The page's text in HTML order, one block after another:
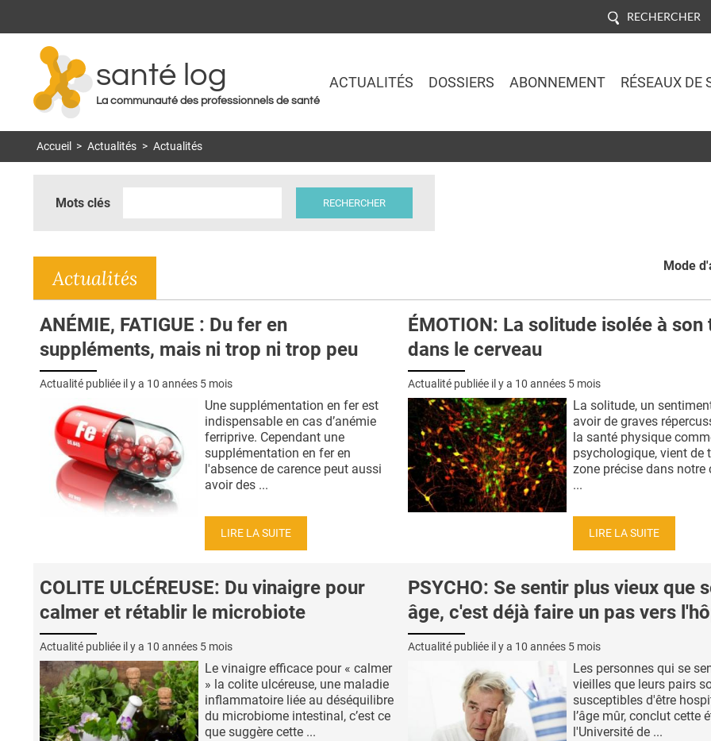
RECHERCHER
santé log
La communauté des professionnels de santé
ACTUALITÉS DOSSIERS ABONNEMENT RÉSEAUX DE
Accueil > Actualités > Actualités
Mots clés
Mode
Actualités
ANÉMIE, FATIGUE : Du fer en
suppléments, mais ni trop ni trop peu
Actualité publiée il y a 10 années 5 mois
Une supplémentation en fer est
indispensable en cas d’anémie
ferriprive. Cependant une
supplémentation en fer en
l'absence de carence peut aussi
avoir des ...
LIRE LA SUITE
ÉMOTION: La solitude isolée à son
dans le cerveau
Actualité publiée il y a 10 années 5 mois
La solitude, un
avoir de graves
la santé physique
psychologique, vient de
zone précise dans notre
...
LIRE LA SUITE
COLITE ULCÉREUSE: Du vinaigre pour
calmer et rétablir le microbiote
Actualité publiée il y a 10 années 5 mois
Le vinaigre efficace pour « calmer
» la colite ulcéreuse, une maladie
inflammatoire liée au déséquilibre
du microbiome intestinal, c’est ce
que suggère cette ...
PSYCHO: Se sentir plus vieux que
âge, c'est déjà faire un pas vers
Actualité publiée il y a 10 années 5 mois
Les personnes qui se
vieilles que leurs pairs
susceptibles d'être
l’âge mûr, conclut cette
l'Université de ...